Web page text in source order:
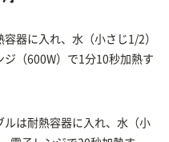
器に入れ、水（小さじ1/2）
（600W）で1分10秒加熱す
ルは耐熱容器に入れ、水（小